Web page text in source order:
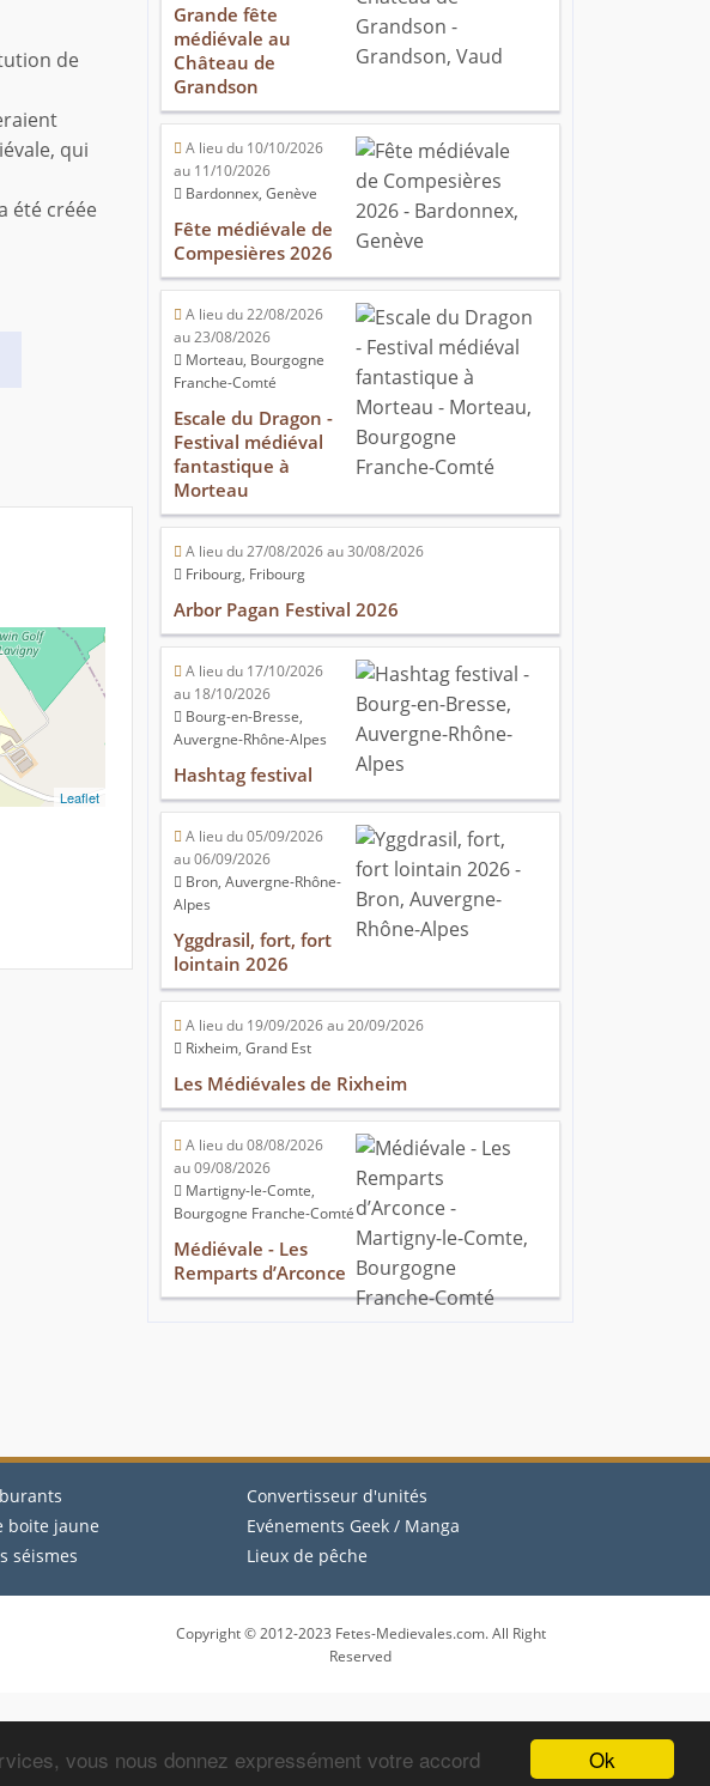
Ok
vous nous donnez expressément votre accord
de
qui
été créée
Leaflet
Grande fête
médiévale au
Château de
Grandson
A lieu du 10/10/2026
au 11/10/2026
Bardonnex, Genève
Fête médiévale de
Compesières 2026
A lieu du 22/08/2026
au 23/08/2026
Morteau, Bourgogne
Franche-Comté
Escale du Dragon -
Festival médiéval
fantastique à
Morteau
A lieu du 27/08/2026 au 30/08/2026
Fribourg, Fribourg
Arbor Pagan Festival 2026
A lieu du 17/10/2026
au 18/10/2026
Bourg-en-Bresse,
Auvergne-Rhône-Alpes
Hashtag festival
A lieu du 05/09/2026
au 06/09/2026
Bron, Auvergne-Rhône-
Alpes
Yggdrasil, fort, fort
lointain 2026
A lieu du 19/09/2026 au 20/09/2026
Rixheim, Grand Est
Les Médiévales de Rixheim
A lieu du 08/08/2026
au 09/08/2026
Martigny-le-Comte,
Bourgogne Franche-Comté
Médiévale - Les
Remparts d’Arconce
boite jaune
séismes
Convertisseur d'unités
Evénements Geek / Manga
Lieux de pêche
Copyright © 2012-2023 Fetes-Medievales.com. All Right
Reserved